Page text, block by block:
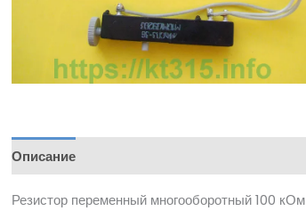
Описание
Резистор переменный многооборотный 100 кОм